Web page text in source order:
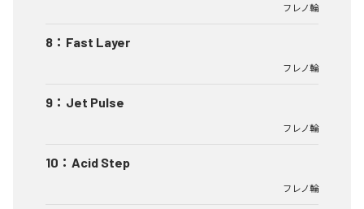
フレノ輪
8 ： Fast Layer
フレノ輪
9 ： Jet Pulse
フレノ輪
10 ： Acid Step
フレノ輪